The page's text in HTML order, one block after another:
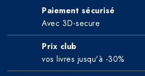
Paiement sécurisé
Avec 3D-secure
Prix club
vos livres jusqu'à -30%